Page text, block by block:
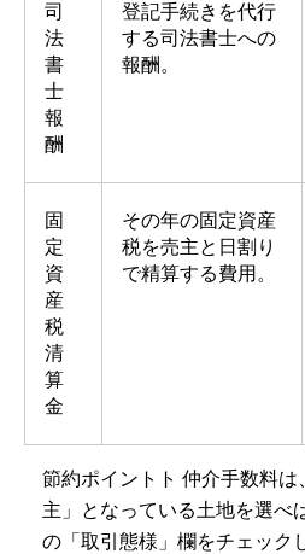
司
法
書
士
報
酬
登記手続きを代行
する司法書士への
報酬。
固
定
資
産
税
清
算
金
その年の固定資産
税を売主と日割り
で精算する費用。
節約ポイントト 仲介手数料は
主」となっている土地を選べ
の「取引態様」欄をチェック